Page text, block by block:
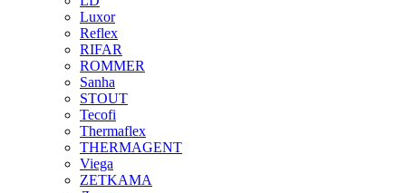
Luxor
Reflex
RIFAR
ROMMER
Sanha
STOUT
Tecofi
Thermaflex
THERMAGENT
Viega
ZETKAMA